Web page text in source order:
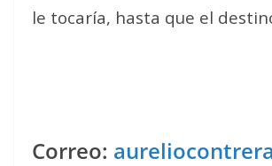
le tocaría, hasta que el
Correo: